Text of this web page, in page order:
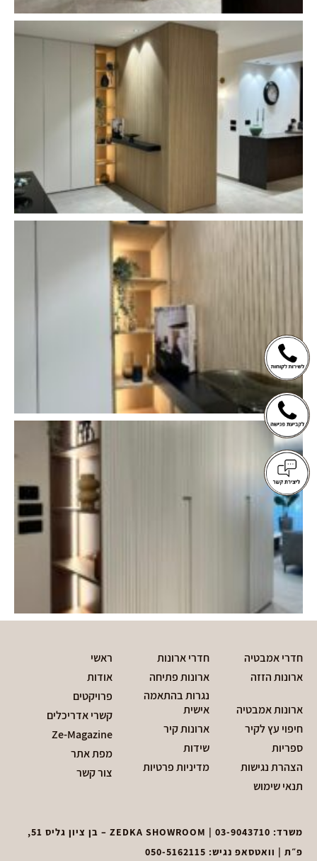
חדרי אמבטיה
חדרי ארונות
ארונות הזזה
ארונות פתיחה
ארונות אמבטיה
נגרות בהתאמה
אישית
חיפוי עץ לקיר
ארונות קיר
ספריות
שידות
הצהרת נגישות
מדיניות פרטיות
תנאי שימוש
ראשי
אודות
פרויקטים
קשרי אדריכלים
Ze-Magazine
מפת אתר
צור קשר
משרד: 03-9043710
| ZEDKA SHOWROOM – בן ציון גליס 51,
פ״ת | וואטסאפ נגיש: 050-5162115